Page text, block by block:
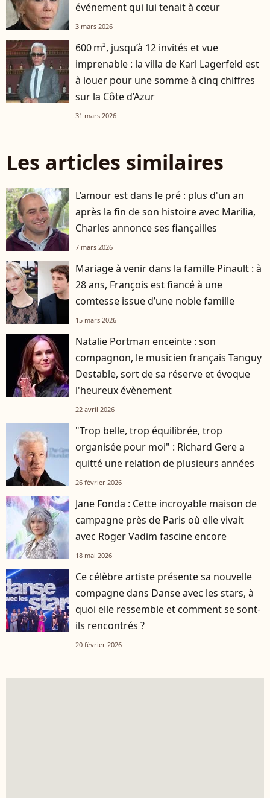
événement qui lui tenait à cœur
3 mars 2026
600 m², jusqu’à 12 invités et vue
imprenable : la villa de Karl Lagerfeld est
à louer pour une somme à cinq chiffres
sur la Côte d’Azur
31 mars 2026
Les articles similaires
L’amour est dans le pré : plus d'un an
après la fin de son histoire avec Marilia,
Charles annonce ses fiançailles
7 mars 2026
Mariage à venir dans la famille Pinault : à
28 ans, François est fiancé à une
comtesse issue d’une noble famille
15 mars 2026
Natalie Portman enceinte : son
compagnon, le musicien français Tanguy
Destable, sort de sa réserve et évoque
l'heureux évènement
22 avril 2026
"Trop belle, trop équilibrée, trop
organisée pour moi" : Richard Gere a
quitté une relation de plusieurs années
26 février 2026
Jane Fonda : Cette incroyable maison de
campagne près de Paris où elle vivait
avec Roger Vadim fascine encore
18 mai 2026
Ce célèbre artiste présente sa nouvelle
compagne dans Danse avec les stars, à
quoi elle ressemble et comment se sont-
ils rencontrés ?
20 février 2026